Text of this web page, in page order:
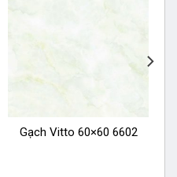
Gạch Vitto 60×60 6602